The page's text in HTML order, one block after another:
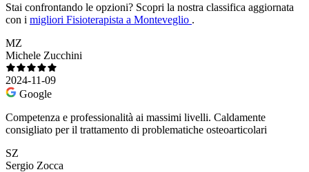
Stai confrontando le opzioni? Scopri la nostra classifica aggiornata
con i migliori Fisioterapista a Monteveglio .
MZ
Michele Zucchini
2024-11-09
Google
Competenza e professionalità ai massimi livelli. Caldamente
consigliato per il trattamento di problematiche osteoarticolari
SZ
Sergio Zocca